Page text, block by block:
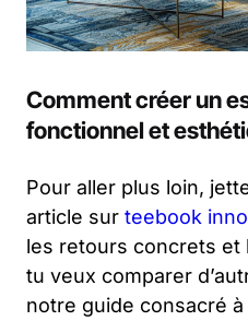
Comment créer un
fonctionnel et
Pour aller plus loin,
article sur teebook
les retours concrets et
tu veux comparer
notre guide consacré à